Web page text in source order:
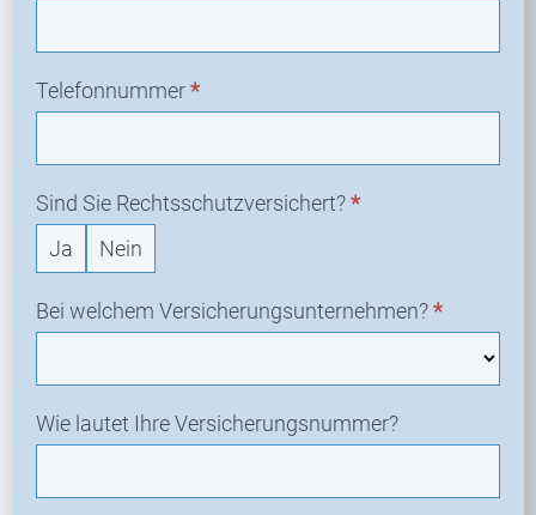
Telefonnummer*
Sind Sie Rechtsschutzversichert?*
Ja
Nein
Bei welchem Versicherungsunternehmen?*
Wie lautet Ihre Versicherungsnummer?